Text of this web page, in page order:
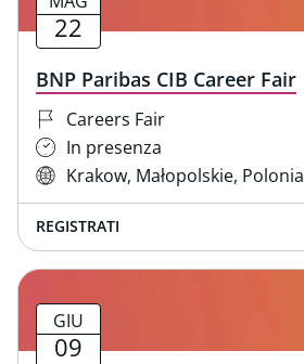
22
BNP Paribas CIB Career Fair
Careers Fair
In presenza
Krakow, Małopolskie, Polonia
REGISTRATI
GIU
09